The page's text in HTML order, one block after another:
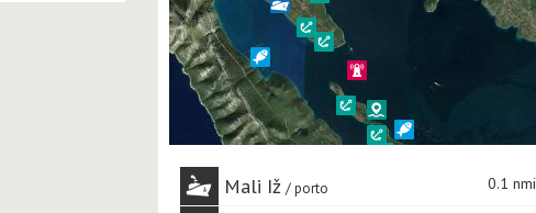
Mali Iž porto 0.1 nmi